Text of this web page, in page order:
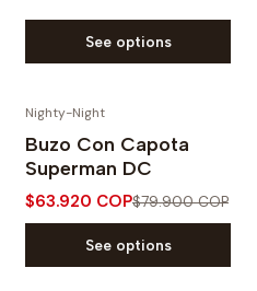
See options
Nighty-Night
Buzo Con Capota
Superman DC
$63.920 COP$79.900 COP
See options